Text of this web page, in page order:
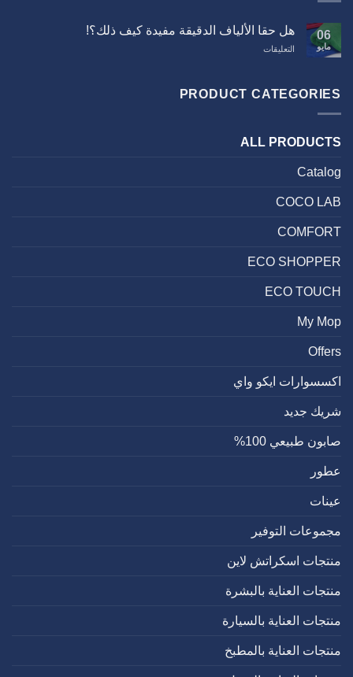
06
مايو
هل حقا الألياف الدقيقة مفيدة كيف ذلك؟!
التعليقاتعلى
الألياف
ذلك؟!
PRODUCT CATEGORIES
ALL PRODUCTS
Catalog
COCO LAB
COMFORT
ECO SHOPPER
ECO TOUCH
My Mop
Offers
اكسسوارات ايكو واي
شريك جديد
صابون طبيعي 100%
عطور
عينات
مجموعات التوفير
منتجات اسكراتش لاين
منتجات العناية بالبشرة
منتجات العناية بالسيارة
منتجات العناية بالمطبخ